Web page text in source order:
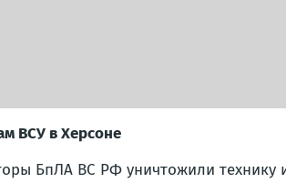
ВСУ в Херсоне
БпЛА ВС РФ уничтожили технику